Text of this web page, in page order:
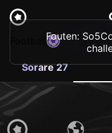
Sorare 27
Fouten: